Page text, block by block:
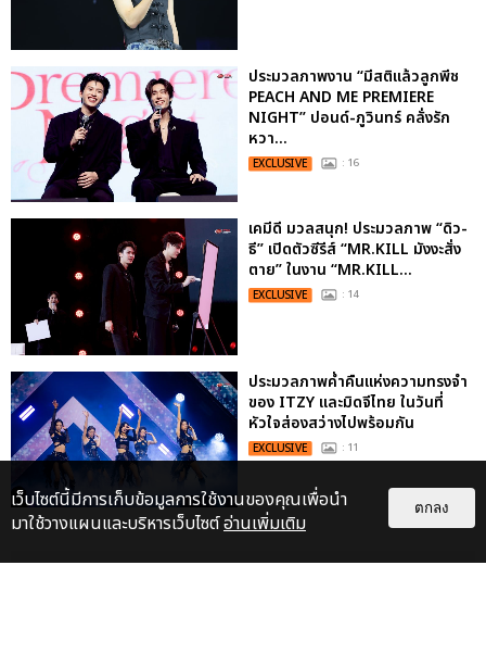
ประมวลภาพงาน “มีสติแล้วลูกพีช
PEACH AND ME PREMIERE
NIGHT” ปอนด์-ภูวินทร์ คลั่งรัก
หวา...
EXCLUSIVE : 16
เคมีดี มวลสนุก! ประมวลภาพ “ดิว-
ธี” เปิดตัวซีรีส์ “MR.KILL มังงะสั่ง
ตาย” ในงาน “MR.KILL...
EXCLUSIVE : 14
ประมวลภาพค่ำคืนแห่งความทรงจำ
ของ ITZY และมิดจีไทย ในวันที่
หัวใจส่องสว่างไปพร้อมกัน
EXCLUSIVE : 11
เว็บไซต์นี้มีการเก็บข้อมูลการใช้งานของคุณเพื่อนำ
มาใช้วางแผนและบริหารเว็บไซต์อ่านเพิ่มเติม
ตกลง